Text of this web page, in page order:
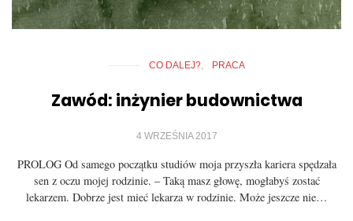
CO DALEJ? PRACA
Zawód: inżynier budownictwa
4 WRZEŚNIA 2017
PROLOG Od samego początku studiów moja przyszła kariera spędzała
sen z oczu mojej rodzinie. – Taką masz głowę, mogłabyś zostać
lekarzem. Dobrze jest mieć lekarza w rodzinie. Może jeszcze nie…